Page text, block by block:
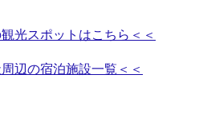
光スポットはこちら＜＜
辺の宿泊施設一覧＜＜